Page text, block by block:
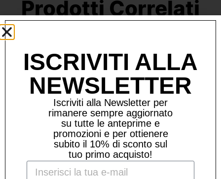
Prodotti Correlati
ISCRIVITI ALLA
NEWSLETTER
Iscriviti alla Newsletter per
rimanere sempre aggiornato
su tutte le anteprime e
promozioni e per ottienere
subito il 10% di sconto sul
tuo primo acquisto!